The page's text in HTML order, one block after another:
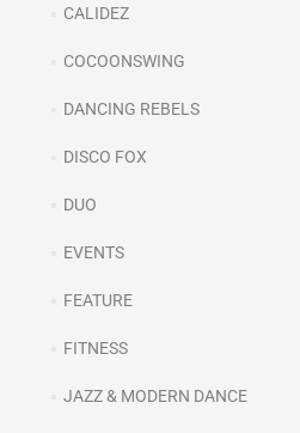
CALIDEZ
COCOONSWING
DANCING REBELS
DISCO FOX
DUO
EVENTS
FEATURE
FITNESS
JAZZ & MODERN DANCE